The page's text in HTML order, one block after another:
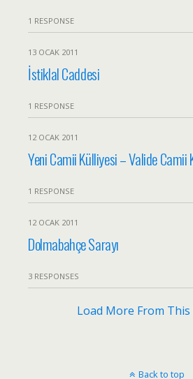
1 RESPONSE
13 OCAK 2011
İstiklal Caddesi
1 RESPONSE
12 OCAK 2011
Yeni Camii Külliyesi – Valide Camii
1 RESPONSE
12 OCAK 2011
Dolmabahçe Sarayı
3 RESPONSES
Load More From
Back to top